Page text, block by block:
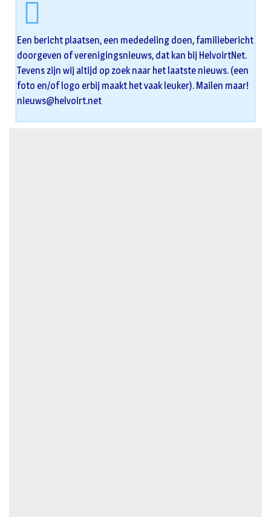
Een bericht plaatsen, een mededeling doen, familiebericht
doorgeven of verenigingsnieuws, dat kan bij HelvoirtNet.
Tevens zijn wij altijd op zoek naar het laatste nieuws. (een
foto en/of logo erbij maakt het vaak leuker). Mailen maar!
nieuws@helvoirt.net